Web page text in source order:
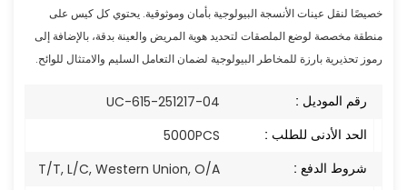
خصيصًا لنقل عينات الأنسجة البيولوجية بأمان وموثوقية. يحتوي كل كيس على
منطقة مخصصة لوضع الملصقات لتحديد هوية المريض والعينة بدقة، بالإضافة إلى
رموز تحذيرية بارزة للمخاطر البيولوجية لضمان التعامل السليم والامتثال للوائح.
رقم الموديل : UC-615-251217-04
الحد الأدنى للطلب : 5000PCS
شروط الدفع : T/T, L/C, Western Union, O/A